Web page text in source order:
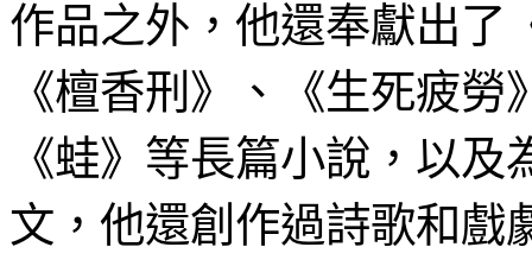
作品之外，他還奉獻出了
《檀香刑》、《生死疲
《蛙》等長篇小說，以
文，他還創作過詩歌和戲